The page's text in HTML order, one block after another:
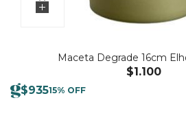
Maceta Degrade 16cm
$1.100
$93515% OFF